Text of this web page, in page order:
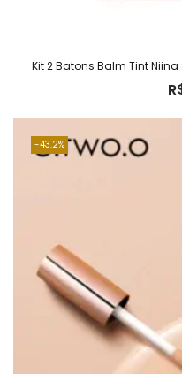
Kit 2 Batons Balm Tint
43.2%